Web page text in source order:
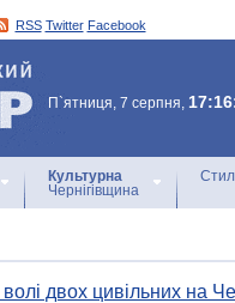
RSS Twitter Facebook
П`ятниця, 7 серпня,
Культурна
Чернігівщина
двох цивільних на